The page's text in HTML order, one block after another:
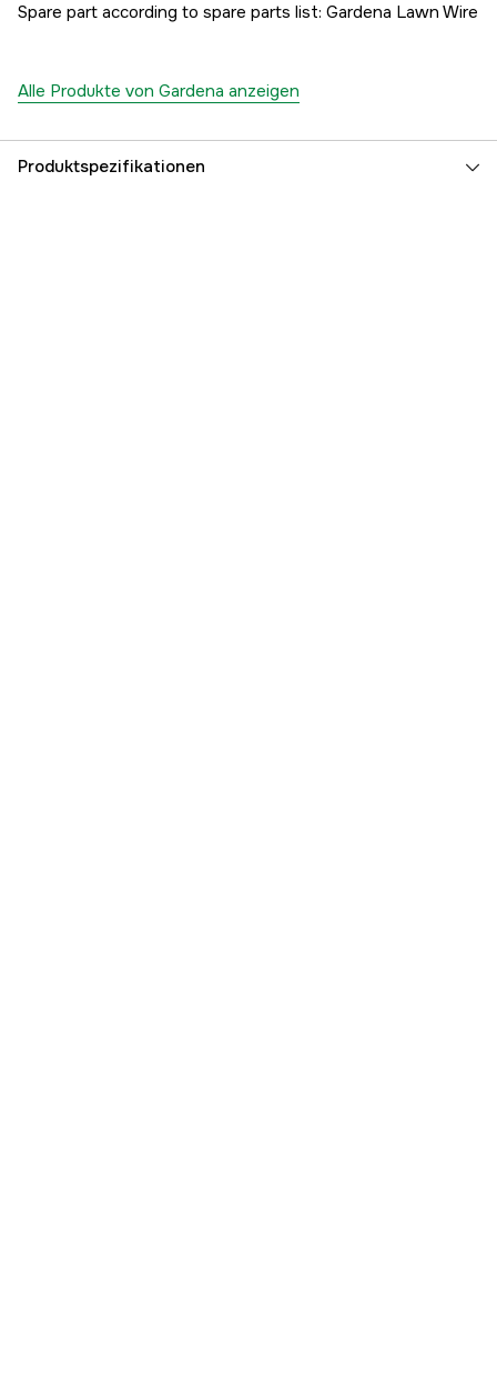
Spare part according to spare parts list: Gardena Lawn Wire
Alle Produkte von Gardena anzeigen
Produktspezifikationen